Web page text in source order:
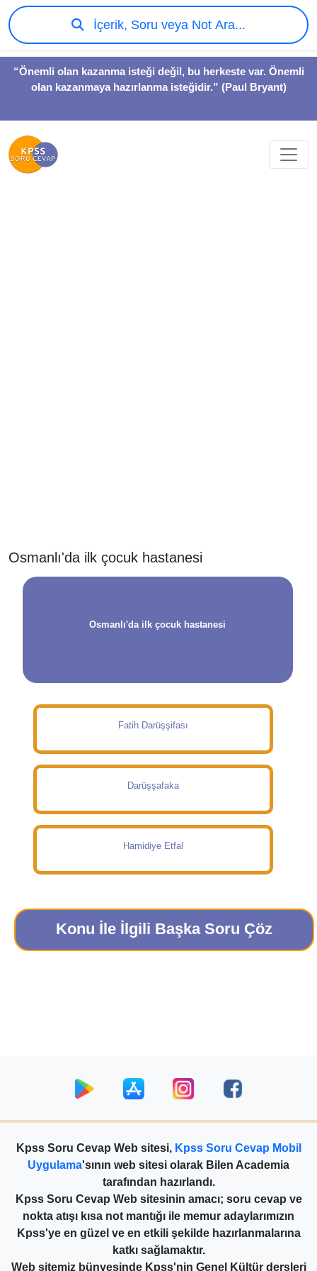
“Önemli olan kazanma isteği değil, bu herkeste var. Önemli
olan kazanmaya hazırlanma isteğidir.” (Paul Bryant)
İçerik, Soru veya Not Ara...
Osmanlı'da ilk çocuk hastanesi
Osmanlı'da ilk çocuk hastanesi
Fatih Darüşşifası
Darüşşafaka
Hamidiye Etfal
Konu İle İlgili Başka Soru Çöz
Kpss Soru Cevap Web sitesi, Kpss Soru Cevap Mobil
Uygulama'sının web sitesi olarak Bilen Academia
tarafından hazırlandı.
Kpss Soru Cevap Web sitesinin amacı; soru cevap ve
nokta atışı kısa not mantığı ile memur adaylarımızın
Kpss'ye en güzel ve en etkili şekilde hazırlanmalarına
katkı sağlamaktır.
Web sitemiz bünyesinde Kpss'nin Genel Kültür dersleri